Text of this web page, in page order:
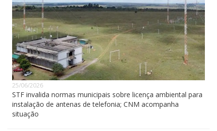
25/06/2026
STF invalida normas municipais sobre licença ambiental para
instalação de antenas de telefonia; CNM acompanha
situação